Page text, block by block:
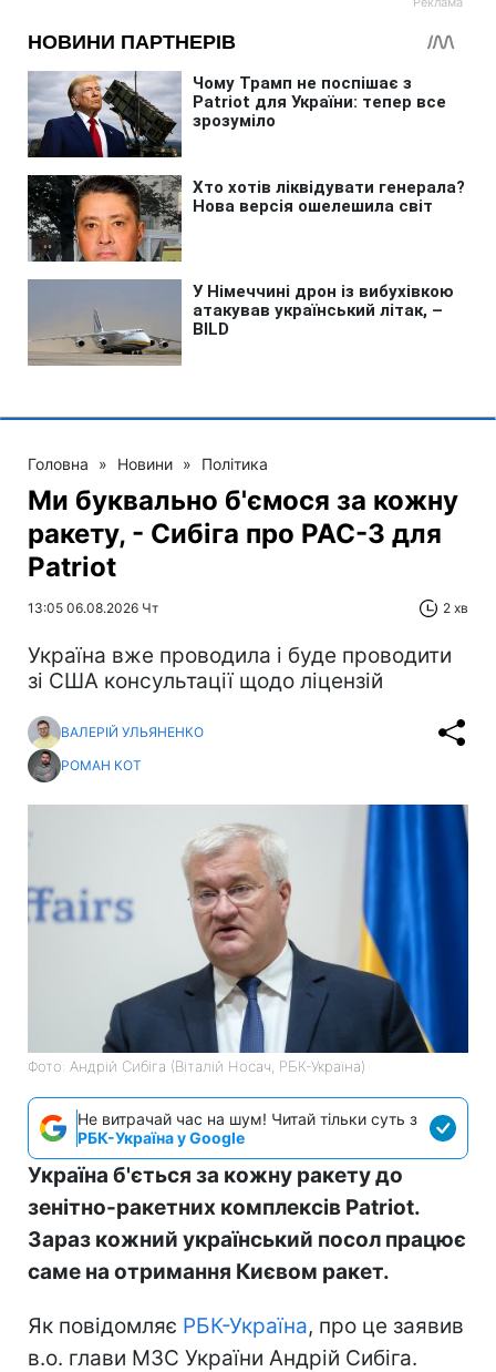
Головна » Новини » Політика
Ми буквально б'ємося за кожну
ракету, - Сибіга про PAC-3 для
Patriot
13:05 06.08.2026 Чт 2 хв
Україна вже проводила і буде проводити
зі США консультації щодо ліцензій
ВАЛЕРІЙ УЛЬЯНЕНКО
РОМАН КОТ
Фото: Андрій Сибіга (Віталій Носач, РБК-Україна)
Не витрачай час на шум! Читай тільки суть з
РБК-Україна у Google
Україна б'ється за кожну ракету до
зенітно-ракетних комплексів Patriot.
Зараз кожний український посол працює
саме на отримання Києвом ракет.
Як повідомляє РБК-Україна, про це заявив
в.о. глави МЗС України Андрій Сибіга.